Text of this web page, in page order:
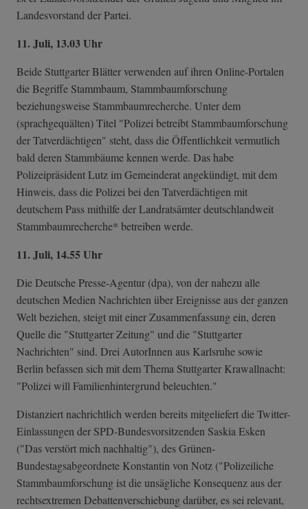
Landesvorstand der Partei.
11. Juli, 13.03 Uhr
Beide Stuttgarter Blätter verwenden auf ihren Online-Portalen
die Begriffe Stammbaum, Stammbaumforschung
beziehungsweise Stammbaumrecherche. Unter dem
(sprachgequälten) Titel "Polizei betreibt Stammbaumforschung
der Tatverdächtigen" steht, dass die Öffentlichkeit vermutlich
bald deren Stammbäume kennen werde. Das habe
Polizeipräsident Lutz im Gemeinderat angekündigt, mit dem
Hinweis, dass die Polizei bei den Tatverdächtigen mit
deutschem Pass mithilfe der Landratsämter deutschlandweit
Stammbaumrecherche* betreiben werde.
11. Juli, 14.55 Uhr
Die Deutsche Presse-Agentur (dpa), von der nahezu alle
deutschen Medien Nachrichten über Ereignisse aus der ganzen
Welt beziehen, steigt mit einer Zusammenfassung ein, deren
Quelle die "Stuttgarter Zeitung" und die "Stuttgarter
Nachrichten" sind. Drei AutorInnen aus Karlsruhe sowie
Berlin befassen sich mit dem Thema Stuttgarter Krawallnacht:
"Polizei will Familienhintergrund beleuchten."
Distanziert nachrichtlich werden bereits mitgeliefert die Twitter-
Einlassungen der SPD-Bundesvorsitzenden Saskia Esken
("Das verstört mich nachhaltig"), des Grünen-
Bundestagsabgeordnete Konstantin von Notz ("Polizeiliche
Stammbaumforschung ist die unsägliche Konsequenz aus der
rechtsextremen Debattenverschiebung darüber, es sei relevant,